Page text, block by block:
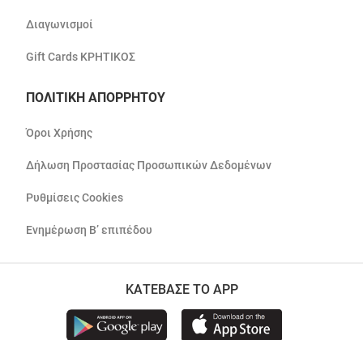
Διαγωνισμοί
Gift Cards ΚΡΗΤΙΚΟΣ
ΠΟΛΙΤΙΚΗ ΑΠΟΡΡΗΤΟΥ
Όροι Χρήσης
Δήλωση Προστασίας Προσωπικών Δεδομένων
Ρυθμίσεις Cookies
Ενημέρωση Β’ επιπέδου
ΚΑΤΕΒΑΣΕ ΤΟ APP